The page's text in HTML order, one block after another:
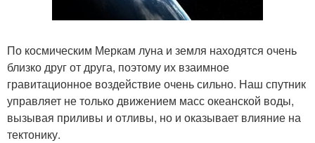
По космическим Меркам луна и земля находятся очень
близко друг от друга, поэтому их взаимное
гравитационное воздействие очень сильно. Наш спутник
управляет не только движением масс океанской воды,
вызывая приливы и отливы, но и оказывает влияние на
тектонику.